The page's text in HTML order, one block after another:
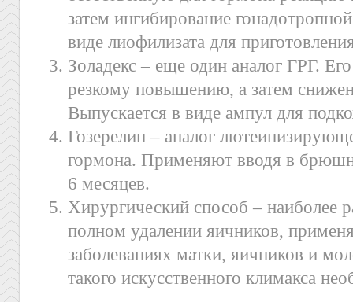
затем ингибирование
виде лиофилизата для
Золадекс – еще один аналог ГРГ.
резкому повышению, а затем
Выпускается в виде ампул для
Гозерелин – аналог
гормона. Применяют вводя в
6 месяцев.
Хирургический способ – наиболее
полном удалении яичников,
заболеваниях матки, яичников и
такого искусственного климакса